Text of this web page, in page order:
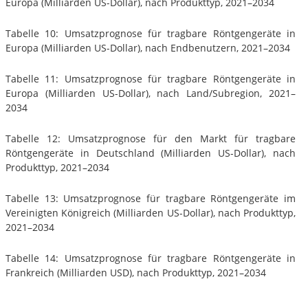
Tabelle 10: Umsatzprognose für tragbare Röntgengeräte in
Europa (Milliarden US-Dollar), nach Endbenutzern, 2021–2034
Tabelle 11: Umsatzprognose für tragbare Röntgengeräte in
Europa (Milliarden US-Dollar), nach Land/Subregion, 2021–
2034
Tabelle 12: Umsatzprognose für den Markt für tragbare
Röntgengeräte in Deutschland (Milliarden US-Dollar), nach
Produkttyp, 2021–2034
Tabelle 13: Umsatzprognose für tragbare Röntgengeräte im
Vereinigten Königreich (Milliarden US-Dollar), nach Produkttyp,
2021–2034
Tabelle 14: Umsatzprognose für tragbare Röntgengeräte in
Frankreich (Milliarden USD), nach Produkttyp, 2021–2034